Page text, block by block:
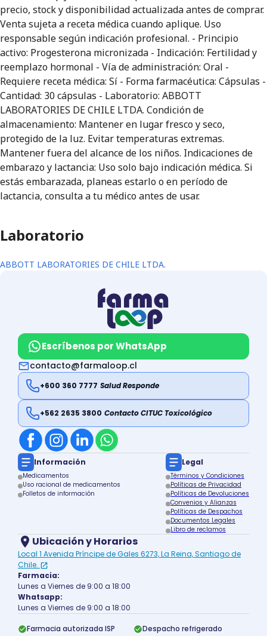
precio, stock y disponibilidad actualizada antes de comprar.
Venta sujeta a receta médica cuando aplique. Uso
responsable según indicación profesional. - Principio
activo: Progesterona micronizada - Indicación: Fertilidad y
reemplazo hormonal - Vía de administración: Oral -
Requiere receta médica: Sí - Forma farmacéutica: Cápsulas -
Cantidad: 30 cápsulas - Laboratorio: ABBOTT
LABORATORIES DE CHILE LTDA. Condición de
almacenamiento: Mantener en lugar fresco y seco,
protegido de la luz. Evitar temperaturas extremas.
Mantener fuera del alcance de los niños. Indicaciones de
embarazo y lactancia: Uso solo bajo indicación médica. Si
estás embarazada, planeas estarlo o en período de
lactancia, consulta a tu médico antes de usar.
Laboratorio
ABBOTT LABORATORIES DE CHILE LTDA.
Escríbenos por WhatsApp
contacto@farmaloop.cl
+600 360 7777 Salud Responde
+562 2635 3800 Contacto CITUC Toxicológico
Información
Medicamentos
Uso racional de medicamentos
Folletos de información
Legal
Términos y Condiciones
Políticas de Privacidad
Políticas de Devoluciones
Convenios y Alianzas
Políticas de Despachos
Documentos Legales
Libro de reclamos
Ubicación y Horarios
Local 1 Avenida Príncipe de Gales 6273, La Reina, Santiago de
Chile.
Farmacia:
Lunes a Viernes de 9:00 a 18:00
Whatsapp:
Lunes a Viernes de 9:00 a 18:00
Farmacia autorizada ISP
Despacho refrigerado